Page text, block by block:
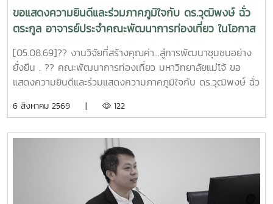
ขอแสดงความยินดีและร่วมภาคภูมิใจกับ ดร.วุฒิพงษ์ ฉั่ว
ตระกูล อาจารย์ประจำคณะพัฒนาการท่องเที่ยว ในโอกาส
ที่ผลงานวิจัยได้รับ 4 รางวัล จากเวทีระดับประเทศ
APPTech Expo 2026 : พลังเทคโนโลยีที่เหมาะสม .
[05.08.69]?? งานวิจัยที่สร้างคุณค่า...สู่การพัฒนาชุมชนอย่าง
ยั่งยืน . ?? คณะพัฒนาการท่องเที่ยว มหาวิทยาลัยแม่โจ้ ขอ
แสดงความยินดีและร่วมแสดงความภาคภูมิใจกับ ดร.วุฒิพงษ์ ฉั่ว
งานวิจัยได้รับ 4 รางวัล จากเวที APPTech Expo 2026
จัดขึ้นระหว่างวันที่ 4–5 สิงหาคม 2569 ณ ห้องประชุมวิภาวดี
บอลรูม (ABC) โรงแรมเซ็นทารา แกรนด์ แอท เซ็นทรัลพลาซา
ลาดพร้าว กรุงเทพมหานคร งานดังกล่าวจัดโดย หน่วยบริหาร
จัดการทุนด้านการพัฒนาพื้นที่ (บพท. : PMU-A) ภายใต้การ
กำกับของ สำนักงานเร่งรัดการวิจัยและนวัตกรรมเพื่อเพิ่มความ
6 สิงหาคม 2569 | 122